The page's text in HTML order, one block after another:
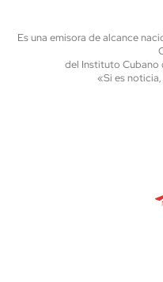
Es una emisora de alcance
del Instituto Cubano
«Si es